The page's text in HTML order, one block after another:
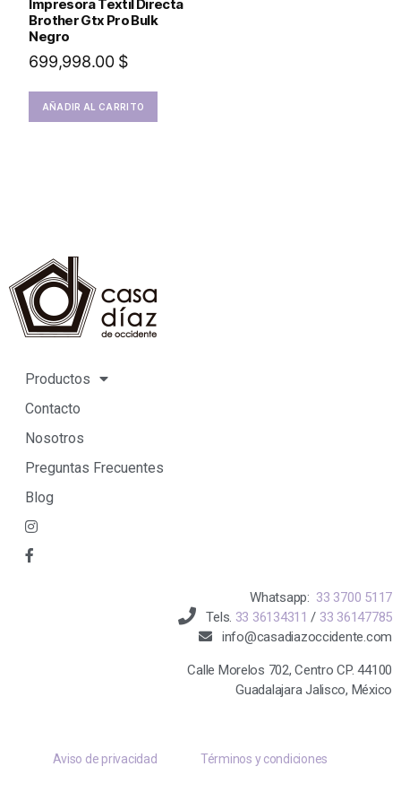
Impresora Textil Directa
Brother Gtx Pro Bulk
Negro
699,998.00 $
AÑADIR AL CARRITO
Productos
Contacto
Nosotros
Preguntas Frecuentes
Blog
Whatsapp: 33 3700 5117
Tels. 33 36134311 / 33 36147785
info@casadiazoccidente.com
Calle Morelos 702, Centro CP. 44100
Guadalajara Jalisco, México
Aviso de privacidad Términos y condiciones